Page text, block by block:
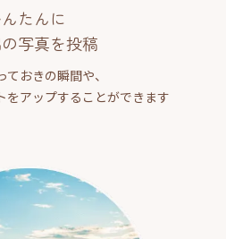
たんに
写真を投稿
ておきの瞬間や、
をアップすることができます